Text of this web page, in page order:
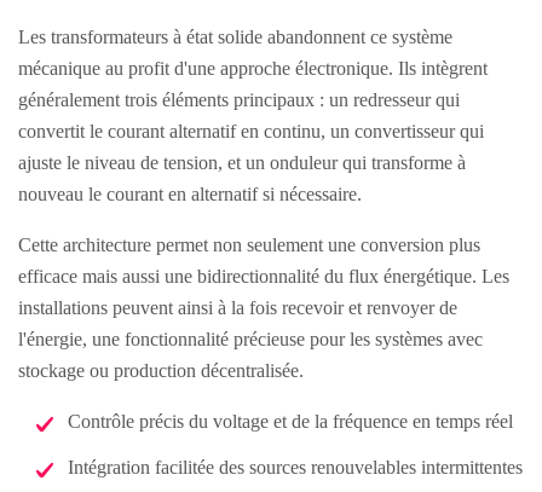
Les transformateurs à état solide abandonnent ce système
mécanique au profit d'une approche électronique. Ils intègrent
généralement trois éléments principaux : un redresseur qui
convertit le courant alternatif en continu, un convertisseur qui
ajuste le niveau de tension, et un onduleur qui transforme à
nouveau le courant en alternatif si nécessaire.
Cette architecture permet non seulement une conversion plus
efficace mais aussi une bidirectionnalité du flux énergétique. Les
installations peuvent ainsi à la fois recevoir et renvoyer de
l'énergie, une fonctionnalité précieuse pour les systèmes avec
stockage ou production décentralisée.
Contrôle précis du voltage et de la fréquence en temps réel
Intégration facilitée des sources renouvelables intermittentes